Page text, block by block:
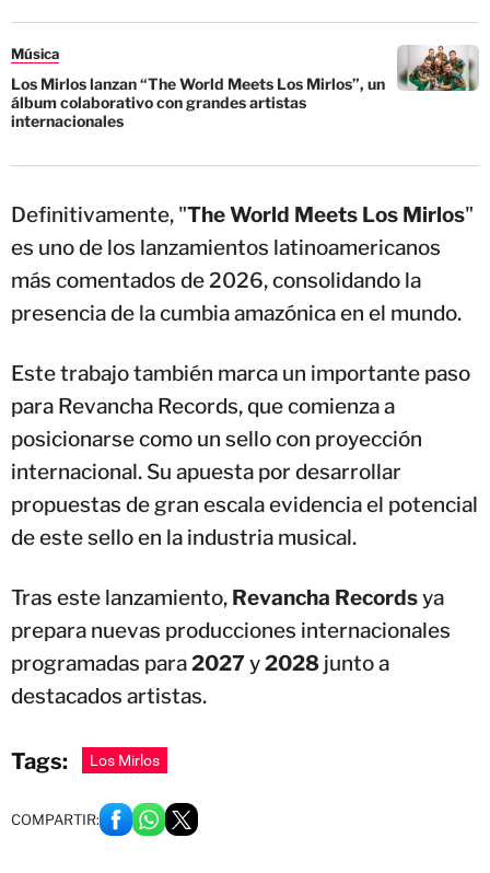
Música
Los Mirlos lanzan “The World Meets Los Mirlos”, un
álbum colaborativo con grandes artistas
internacionales
Definitivamente, "The World Meets Los Mirlos"
es uno de los lanzamientos latinoamericanos
más comentados de 2026, consolidando la
presencia de la cumbia amazónica en el mundo.
Este trabajo también marca un importante paso
para Revancha Records, que comienza a
posicionarse como un sello con proyección
internacional. Su apuesta por desarrollar
propuestas de gran escala evidencia el potencial
de este sello en la industria musical.
Tras este lanzamiento, Revancha Recordsya
prepara nuevas producciones internacionales
programadas para2027 y2028 junto a
destacados artistas.
Tags: Los Mirlos
COMPARTIR: